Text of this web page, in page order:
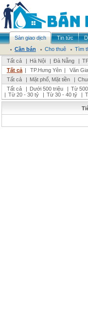
Sàn giao dịch Tin tức
Cần bán
Cho thuê
Tìm
Tất cả
| Hà Nội | Đà Nẵng |
Tất cả | TP.Hưng Yên | Văn
Tất cả
| Mặt phố, Mặt tiền |
Tất cả
| Dưới 500 triệu | Từ
| Từ 20 - 30 tỷ | Từ 30 - 40 tỷ |